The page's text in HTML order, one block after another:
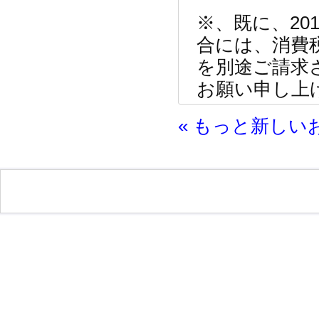
※、既に、
合には、消費
を別途ご請求
お願い申し上
« もっと新しい